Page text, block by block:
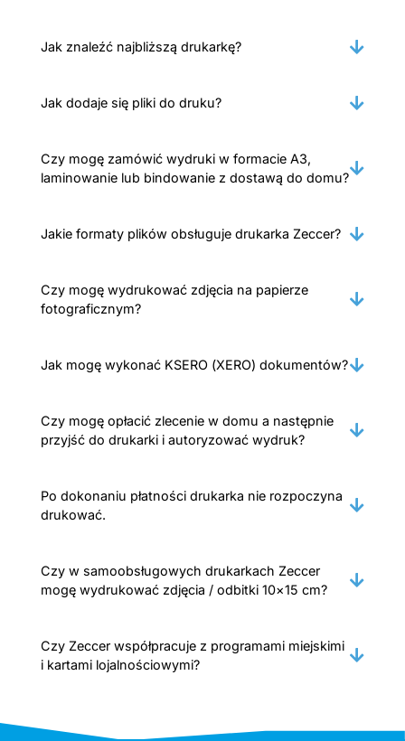
Jak znaleźć najbliższą drukarkę?
Jak dodaje się pliki do druku?
Czy mogę zamówić wydruki w formacie A3,
laminowanie lub bindowanie z dostawą do domu?
Jakie formaty plików obsługuje drukarka Zeccer?
Czy mogę wydrukować zdjęcia na papierze
fotograficznym?
Jak mogę wykonać KSERO (XERO) dokumentów?
Czy mogę opłacić zlecenie w domu a następnie
przyjść do drukarki i autoryzować wydruk?
Po dokonaniu płatności drukarka nie rozpoczyna
drukować.
Czy w samoobsługowych drukarkach Zeccer
mogę wydrukować zdjęcia / odbitki 10×15 cm?
Czy Zeccer współpracuje z programami miejskimi
i kartami lojalnościowymi?